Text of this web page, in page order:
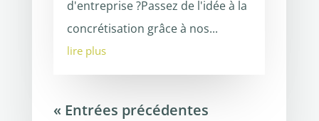
d'entreprise ?Passez de l'idée à la
concrétisation grâce à nos...
lire plus
« Entrées précédentes